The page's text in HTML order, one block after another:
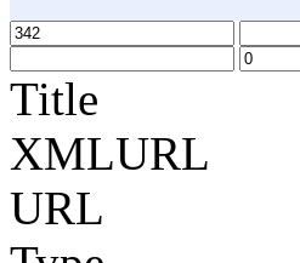
Title
XMLURL
URL